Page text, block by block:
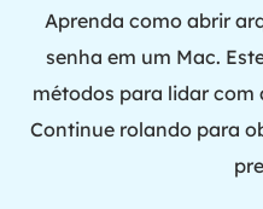
Aprenda como abrir
senha em um Mac.
métodos para lidar
Continue rolando para